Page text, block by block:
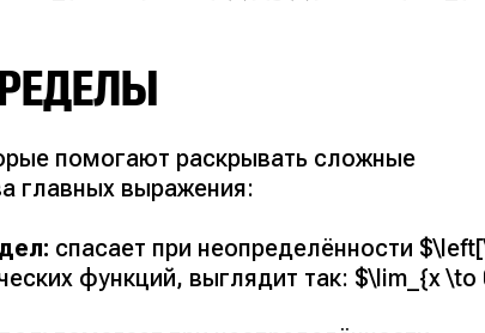
помогают раскрывать сложные
главных выражения:
спасает при неопределённости
функций, выглядит так: $\lim_{x \to